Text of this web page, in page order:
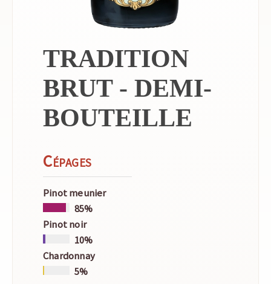
TRADITION
BRUT - DEMI-
BOUTEILLE
Cépages
Pinot meunier
85%
Pinot noir
10%
Chardonnay
5%